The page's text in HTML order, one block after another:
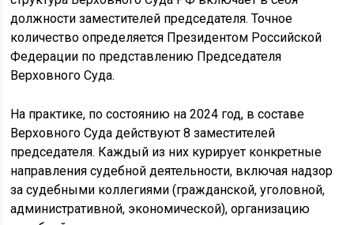
должности заместителей председателя. Точное
количество определяется Президентом Российской
Федерации по представлению Председателя
Верховного Суда.
На практике, по состоянию на 2024 год, в составе
Верховного Суда действуют 8 заместителей
председателя. Каждый из них курирует конкретные
направления судебной деятельности, включая надзор
за судебными коллегиями (гражданской, уголовной,
административной, экономической), организацию